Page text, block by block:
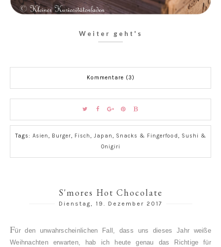
Weiter geht's
Kommentare (3)
Tags: Asien, Burger, Fisch, Japan, Snacks & Fingerfood, Sushi &
Onigiri
S'mores Hot Chocolate
Dienstag, 19. Dezember 2017
Für den unwahrscheinlichen Fall, dass uns dieses Jahr weiße
Weihnachten erwarten, hab ich heute genau das Richtige für